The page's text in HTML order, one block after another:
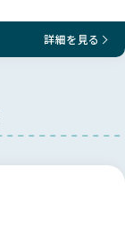
詳細を見る